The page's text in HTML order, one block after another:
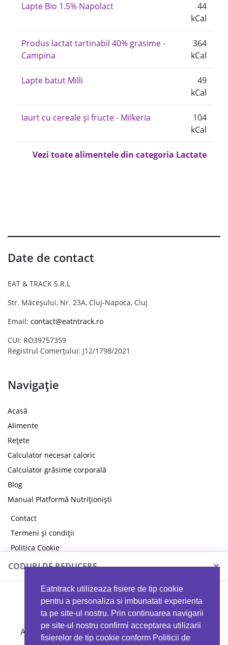
Eatntrack utilizeaza fisiere de tip cookie
pentru a personaliza si imbunatati experienta
ta pe site-ul nostru. Prin continuarea navigarii
pe site-ul nostru confirmi acceptarea utilizarii
fisierelor de tip cookie conform Politicii de
Lapte Bio 1.5% Napolact
44
kCal
Produs lactat tartinabil 40% grasime -
Campina
364
kCal
Lapte batut Milli
49
kCal
Iaurt cu cereale și fructe - Milkeria
104
kCal
Vezi toate alimentele din categoria Lactate
Date de contact
EAT & TRACK S.R.L
Str. Măceșului, Nr. 23A, Cluj-Napoca, Cluj
Email: contact@eatntrack.ro
CUI: RO39757359
Registrul Comerțului: J12/1798/2021
Navigație
Acasă
Alimente
Rețete
Calculator necesar caloric
Calculator grăsime corporală
Blog
Manual Platformă Nutriționiști
Contact
Termeni și condiții
Politica Cookie
Politica de confidențialitate
CODURI DE REDUCERE ×
MYPROTEIN
Ai 40%reducere la orice comandă folosind codul